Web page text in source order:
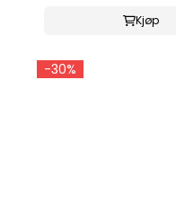
Kjøp
-30%